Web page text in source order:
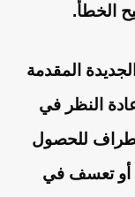
الخطأ.
المقدمة
النظر في
للحصول
أو تعسف في